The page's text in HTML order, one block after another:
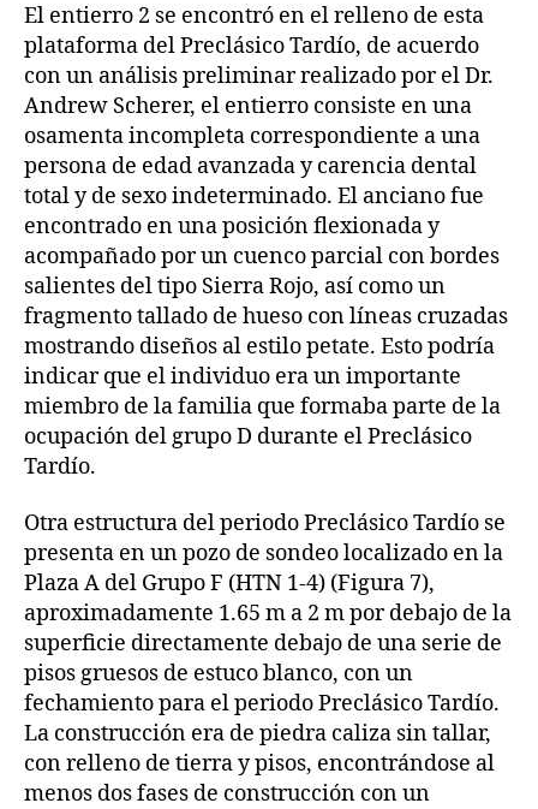
El entierro 2 se encontró en el relleno de esta
plataforma del Preclásico Tardío, de acuerdo
con un análisis preliminar realizado por el Dr.
Andrew Scherer, el entierro consiste en una
osamenta incompleta correspondiente a una
persona de edad avanzada y carencia dental
total y de sexo indeterminado. El anciano fue
encontrado en una posición flexionada y
acompañado por un cuenco parcial con bordes
salientes del tipo Sierra Rojo, así como un
fragmento tallado de hueso con líneas cruzadas
mostrando diseños al estilo petate. Esto podría
indicar que el individuo era un importante
miembro de la familia que formaba parte de la
ocupación del grupo D durante el Preclásico
Tardío.
Otra estructura del periodo Preclásico Tardío se
presenta en un pozo de sondeo localizado en la
Plaza A del Grupo F (HTN 1-4) (Figura 7),
aproximadamente 1.65 m a 2 m por debajo de la
superficie directamente debajo de una serie de
pisos gruesos de estuco blanco, con un
fechamiento para el periodo Preclásico Tardío.
La construcción era de piedra caliza sin tallar,
con relleno de tierra y pisos, encontrándose al
menos dos fases de construcción con un